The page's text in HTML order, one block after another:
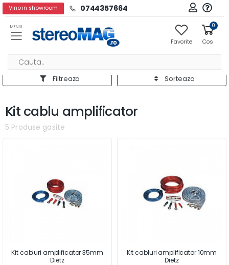
Vino in showroom 0744357664
MENIU
Favorite
0
Cos
Filtreaza Sorteaza
Kit cablu amplificator
5 Produse gasite
Kit cabluri amplificator 35mm
Dietz
Kit cabluri amplificator 10mm
Dietz